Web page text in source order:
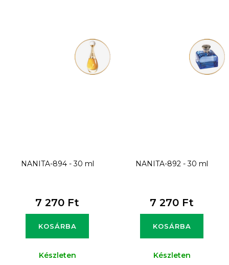
NANITA-894 - 30 ml
7 270 Ft
KOSÁRBA
Készleten
NANITA-892 - 30 ml
7 270 Ft
KOSÁRBA
Készleten